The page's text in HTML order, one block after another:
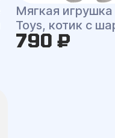
Мягкая
Toys, котик с
790 ₽